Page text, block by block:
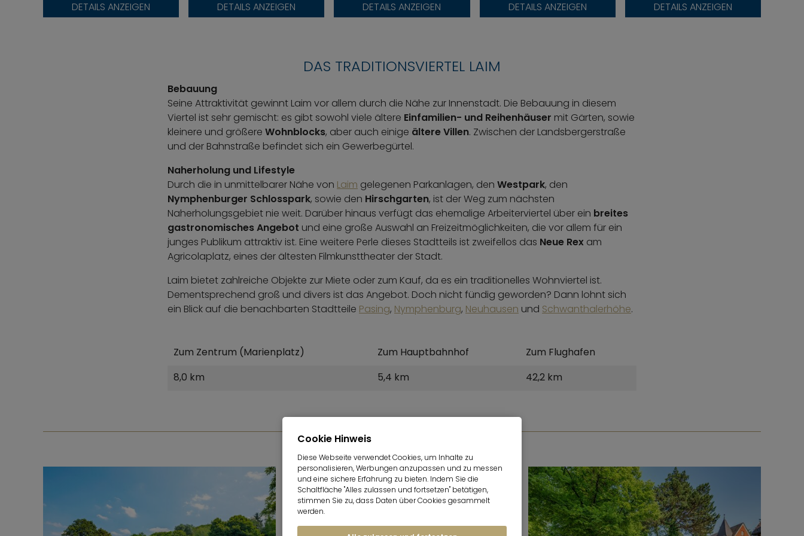
DETAILS ANZEIGEN DETAILS ANZEIGEN DETAILS ANZEIGEN DETAILS ANZEIGEN DETAILS ANZEIGEN
DAS TRADITIONSVIERTEL LAIM
Bebauung
Seine Attraktivität gewinnt Laim vor allem durch die Nähe zur Innenstadt. Die Bebauung in diesem
Viertel ist sehr gemischt: es gibt sowohl viele ältere Einfamilien- und Reihenhäuser mit Gärten, sowie
kleinere und größere Wohnblocks, aber auch einige ältere Villen. Zwischen der Landsbergerstraße
und der Bahnstraße befindet sich ein Gewerbegürtel.
Naherholung und Lifestyle
Durch die in unmittelbarer Nähe von Laim gelegenen Parkanlagen, den Westpark, den
Nymphenburger Schlosspark, sowie den Hirschgarten, ist der Weg zum nächsten
Naherholungsgebiet nie weit. Darüber hinaus verfügt das ehemalige Arbeiterviertel über ein breites
gastronomisches Angebot und eine große Auswahl an Freizeitmöglichkeiten, die vor allem für ein
junges Publikum attraktiv ist. Eine weitere Perle dieses Stadtteils ist zweifellos das Neue Rex am
Agricolaplatz, eines der ältesten Filmkunsttheater der Stadt.
Laim bietet zahlreiche Objekte zur Miete oder zum Kauf, da es ein traditionelles Wohnviertel ist.
Dementsprechend groß und divers ist das Angebot. Doch nicht fündig geworden? Dann lohnt sich
ein Blick auf die benachbarten Stadtteile Pasing, Nymphenburg, Neuhausen und Schwanthalerhöhe.
Zum Zentrum (Marienplatz) Zum Hauptbahnhof
Zum Flughafen
8,0 km
5,4 km 42,2 km
FOTOGALERIEN
Cookie Hinweis
Diese Webseite verwendet Cookies, um Inhalte zu
personalisieren, Werbungen anzupassen und zu messen
und eine sichere Erfahrung zu bieten. Indem Sie die
Schaltfläche "Alles zulassen und fortsetzen" betätigen,
stimmen Sie zu, dass Daten über Cookies gesammelt
werden.